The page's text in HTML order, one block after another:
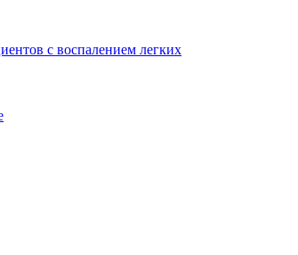
с воспалением легких